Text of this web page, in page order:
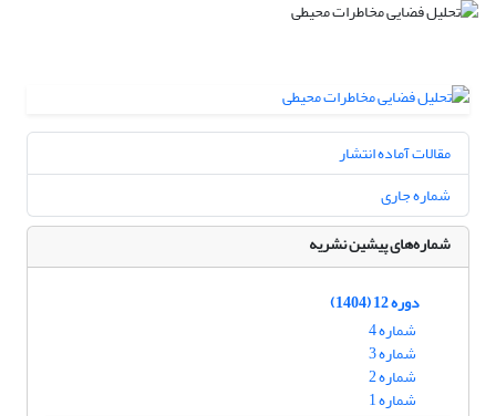
مقالات آماده انتشار
شماره جاری
شماره‌های پیشین نشریه
دوره 12 (1404)
شماره 4
شماره 3
شماره 2
شماره 1